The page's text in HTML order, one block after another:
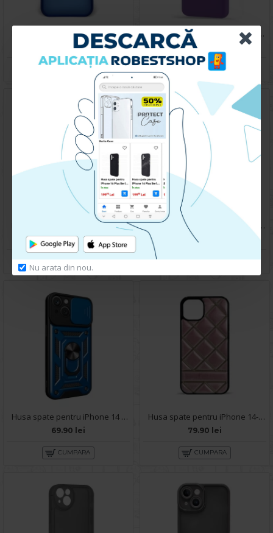
Nu arata din nou.
Husa spate pentru iPhone 14 - Catwalk Case Albastru
49.90 lei
CUMPARA
Husa spate pentru iPhone 14 - Silicon Line Mov
59.90 lei
CUMPARA
Husa spate pentru iPhone 14- Drop case Kickstand Gri
69.90 lei
CUMPARA
Husa spate pentru iPhone 14- Drop case Kickstand Albastru
69.90 lei
CUMPARA
Husa spate pentru iPhone 14 - Slide Case Albastru Deschis
69.90 lei
CUMPARA
Husa spate pentru iPhone 14- Tomo case Roz
79.90 lei
CUMPARA